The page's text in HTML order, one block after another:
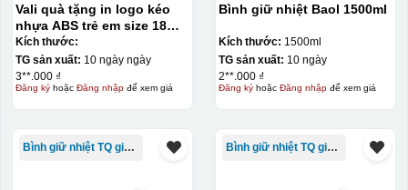
Vali quà tặng in logo kéo
nhựa ABS trẻ em size 18
KQ-VL16
Kích thước:
TG sản xuất: 10 ngày ngày
3**.000 ₫
Đăng kýhoặc Đăng nhậpđể xem giá
Bình giữ nhiệt Baol 1500ml
Kích thước: 1500ml
TG sản xuất: 10 ngày
2**.000 ₫
Đăng kýhoặc Đăng nhậpđể xem giá
Bình giữ nhiệt TQ giá rẻ Bình giữ nhiệt TQ giá rẻ